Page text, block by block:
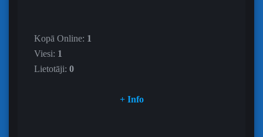
Kopā Online: 1
Viesi: 1
Lietotāji: 0
+ Info